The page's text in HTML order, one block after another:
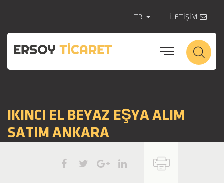
TR İLETİŞİM
IKINCI EL BEYAZ EŞYA ALIM
SATIM ANKARA